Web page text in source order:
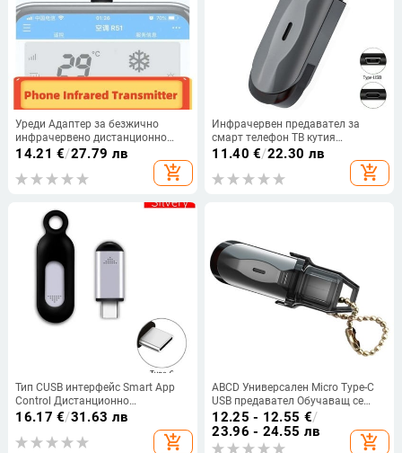
Уреди Адаптер за безжично
инфрачервено дистанционно
управление Интелигентно
приложение за управление на
телефона Инфрачервен
14.21 €/27.79 лв
add_shopping_cart
Инфрачервен предавател за
смарт телефон ТВ кутия
Климатик Приложение за
дистанционно управление Mini
Type C Адаптер за контролер за
11.40 €/22.30 лв
add_shopping_cart
Тип CUSB интерфейс Smart App
Control Дистанционно
управление за мобилен телефон
IR уреди Адаптер за безжично
инфрачервено дистанционно
16.17 €/31.63 лв
add_shopping_cart
ABCD Универсален Micro Type-C
USB предавател Обучаващ се
OTG-APP Адаптер за
дистанционно управление за
климатик
12.25 - 12.55 €/
23.96 - 24.55 лв
add_shopping_cart